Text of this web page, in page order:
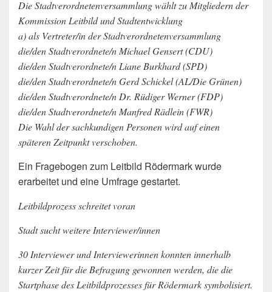
Die Stadtverordnetenversammlung wählt zu Mitgliedern der
Kommission Leitbild und Stadtentwicklung
a) als Vertreter/in der Stadtverordnetenversammlung
die/den Stadtverordnete/n Michael Gensert (CDU)
die/den Stadtverordnete/n Liane Burkhard (SPD)
die/den Stadtverordnete/n Gerd Schickel (AL/Die Grünen)
die/den Stadtverordnete/n Dr. Rüdiger Werner (FDP)
die/den Stadtverordnete/n Manfred Rädlein (FWR)
Die Wahl der sachkundigen Personen wird auf einen
späteren Zeitpunkt verschoben.
Ein Fragebogen zum Leitbild Rödermark wurde
erarbeitet und eine Umfrage gestartet.
Leitbildprozess schreitet voran
Stadt sucht weitere Interviewer/innen
30 Interviewer und Interviewerinnen konnten innerhalb
kurzer Zeit für die Befragung gewonnen werden, die die
Startphase des Leitbildprozesses für Rödermark symbolisiert.